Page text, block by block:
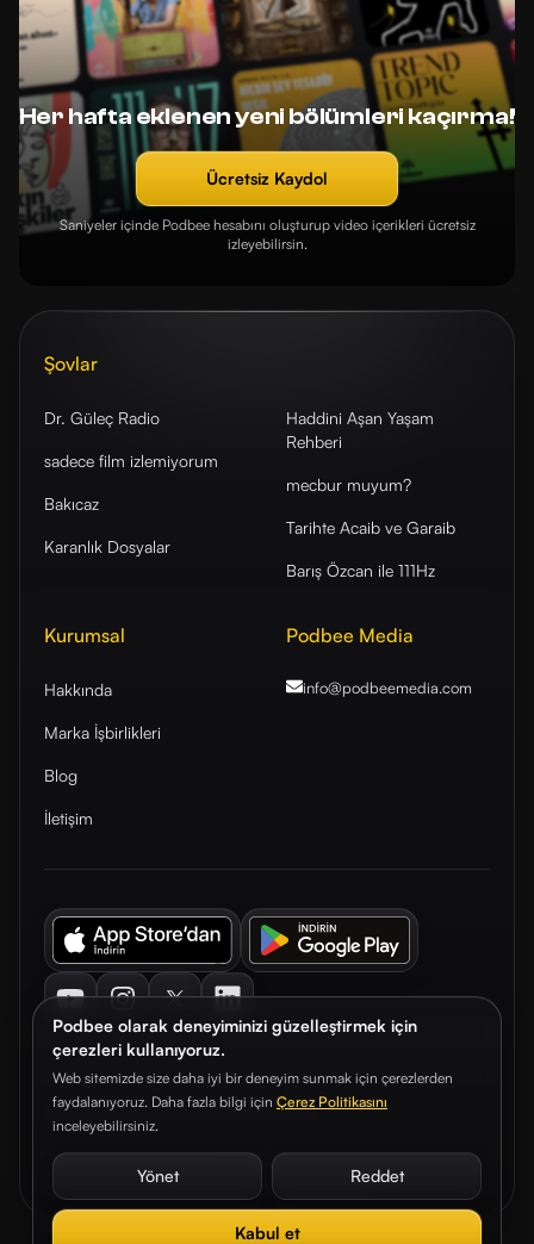
Podbee olarak deneyiminizi güzelleştirmek için
çerezleri kullanıyoruz.
Web sitemizde size daha iyi bir deneyim sunmak için çerezlerden
faydalanıyoruz. Daha fazla bilgi için Çerez Politikasını
inceleyebilirsiniz.
Yönet Reddet
Kabul et
Her hafta eklenen yeni bölümleri kaçırma!
Ücretsiz Kaydol
Saniyeler içinde Podbee hesabını oluşturup video içerikleri ücretsiz
izleyebilirsin.
Şovlar
Dr. Güleç Radio
sadece film izlemiyorum
Bakıcaz
Karanlık Dosyalar
Haddini Aşan Yaşam
Rehberi
mecbur muyum?
Tarihte Acaib ve Garaib
Barış Özcan ile 111Hz
Kurumsal
Hakkında
Marka İşbirlikleri
Blog
İletişim
Podbee Media
info@podbeemedia.com
© 2026. Podbee Media. Tüm hakları saklıdır.
Çerez TercihleriAydınlatma Metni Gizlilik Sözleşmesi